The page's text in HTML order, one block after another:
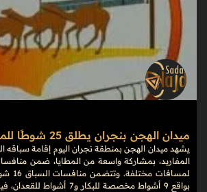
ميدان الهجن بنجران يطلق 25 شوطًا للمفاريد
يشهد ميدان الهجن بمنطقة نجران اليوم إقامة
بواقع 9 أشواط مخصصة للبكار